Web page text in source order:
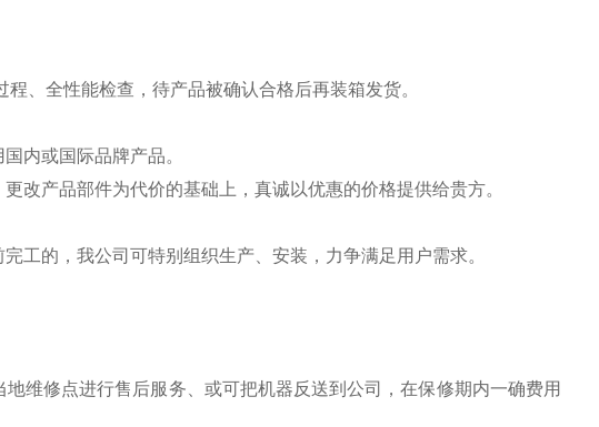
、全性能检查，待产品被确认合格后再装箱发货。
内或国际品牌产品。
改产品部件为代价的基础上，真诚以优惠的价格提供给贵方。
工的，我公司可特别组织生产、安装，力争满足用户需求。
维修点进行售后服务、或可把机器反送到公司，在保修期内一确费用